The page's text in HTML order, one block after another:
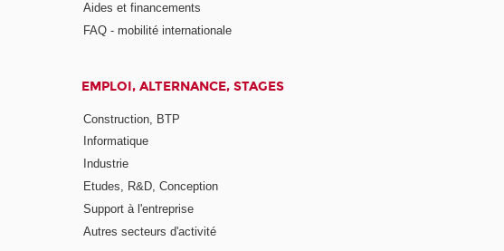
Aides et financements
FAQ - mobilité internationale
EMPLOI, ALTERNANCE, STAGES
Construction, BTP
Informatique
Industrie
Etudes, R&D, Conception
Support à l'entreprise
Autres secteurs d'activité